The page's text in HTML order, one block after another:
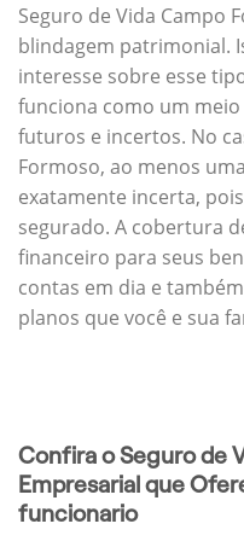
Seguro de Vida Campo
blindagem patrimonial.
interesse sobre esse
funciona como um
futuros e incertos. No
Formoso, ao menos
exatamente incerta,
segurado. A cobertura
financeiro para seus
contas em dia e
planos que você e sua
Confira o Seguro de
Empresarial que
funcionario